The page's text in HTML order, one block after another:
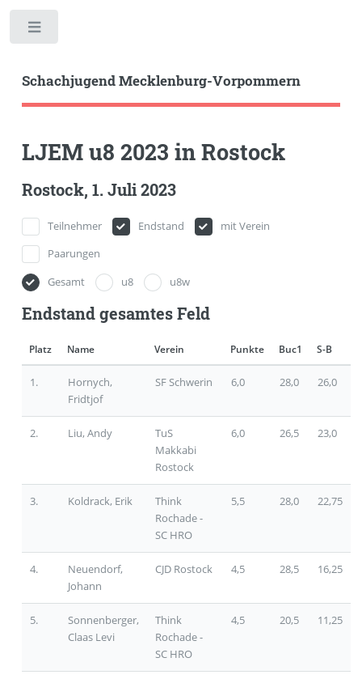
Schachjugend Mecklenburg-Vorpommern
LJEM u8 2023 in Rostock
Rostock, 1. Juli 2023
Teilnehmer Endstand
mit Verein
Paarungen
Gesamt
u8 u8w
Endstand gesamtes Feld
Platz Name Verein Punkte Buc1 S-B
1.
Hornych,
Fridtjof
SF Schwerin 6,0 28,0 26,0
2. Liu, Andy
TuS
Makkabi
Rostock
6,0 26,5 23,0
3. Koldrack, Erik
Think
Rochade -
SC HRO
5,5 28,0 22,75
4.
Neuendorf,
Johann
CJD Rostock 4,5 28,5 16,25
5.
Sonnenberger,
Claas Levi
Think
Rochade -
SC HRO
4,5 20,5 11,25